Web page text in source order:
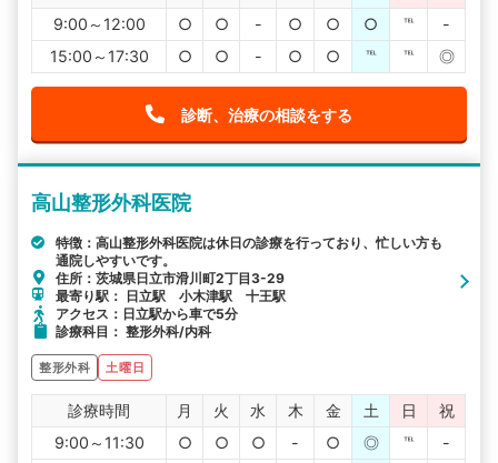
9:00～12:00
○ ○ - ○ ○ ○ ℡
-
15:00～17:30
○ ○ - ○ ○ ℡ ℡ ◎
診断、治療の相談をする
高山整形外科医院
特徴：高山整形外科医院は休日の診療を行っており、忙しい方も
通院しやすいです。
住所：茨城県日立市滑川町2丁目3-29
最寄り駅： 日立駅 小木津駅 十王駅
アクセス：日立駅から車で5分
診療科目： 整形外科/内科
整形外科 土曜日
診療時間 月 火 水 木 金 土 日
祝
9:00～11:30
○ ○ ○ - ○ ◎ ℡
-